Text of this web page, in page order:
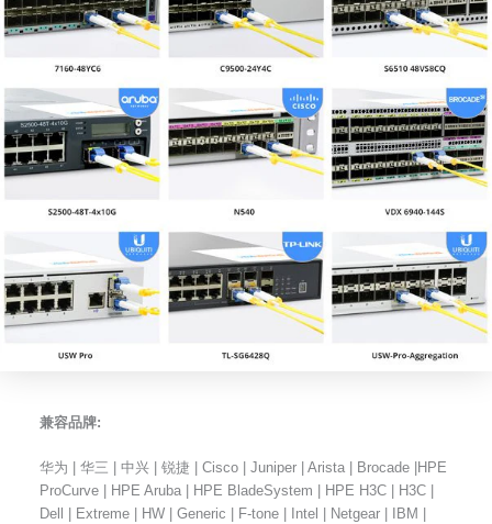
兼容品牌:
华为 | 华三 | 中兴 | 锐捷 | Cisco | Juniper | Arista | Brocade |HPE
ProCurve | HPE Aruba | HPE BladeSystem | HPE H3C | H3C |
Dell | Extreme | HW | Generic | F-tone | Intel | Netgear | IBM |